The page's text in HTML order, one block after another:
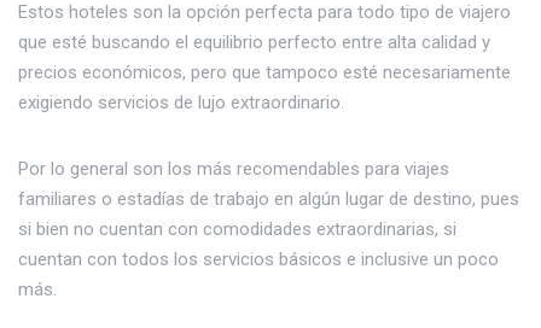
Estos hoteles son la opción perfecta para todo tipo de viajero
que esté buscando el equilibrio perfecto entre alta calidad y
precios económicos, pero que tampoco esté necesariamente
exigiendo servicios de lujo extraordinario.
Por lo general son los más recomendables para viajes
familiares o estadías de trabajo en algún lugar de destino, pues
si bien no cuentan con comodidades extraordinarias, si
cuentan con todos los servicios básicos e inclusive un poco
más.